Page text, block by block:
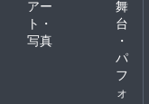
アー
ト・
写真
舞
台
・
パ
フ
ォ